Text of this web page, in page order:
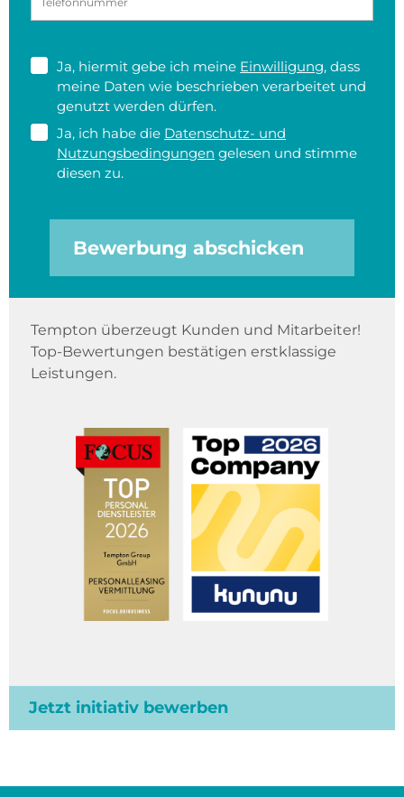
Ja, hiermit gebe ich meine Einwilligung, dass
meine Daten wie beschrieben verarbeitet und
genutzt werden dürfen.
Ja, ich habe die Datenschutz- und
Nutzungsbedingungen gelesen und stimme
diesen zu.
Bewerbung abschicken
Tempton überzeugt Kunden und Mitarbeiter!
Top-Bewertungen bestätigen erstklassige
Leistungen.
Jetzt initiativ bewerben